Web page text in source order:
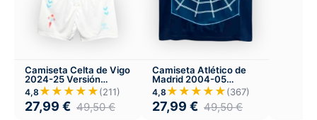
Camiseta Celta de Vigo
2024-25 Versión
Infantil Local
4,8 ★★★★★(211)
27,99 € 49,50€
Camiseta Atlético de
Madrid 2004-05
Visitante
4,8 ★★★★★(367)
27,99 € 49,50€